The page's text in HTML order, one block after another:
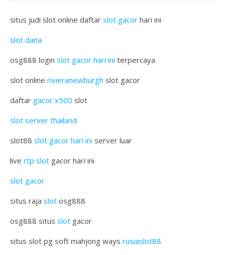
situs judi slot online daftar slot gacor hari ini
slot dana
osg888 login slot gacor hari ini terpercaya
slot online rivieranewburgh slot gacor
daftar gacor x500 slot
slot server thailand
slot88 slot gacor hari ini server luar
live rtp slot gacor hari ini
slot gacor
situs raja slot osg888
osg888 situs slot gacor
situs slot pg soft mahjong ways rusiaslot88